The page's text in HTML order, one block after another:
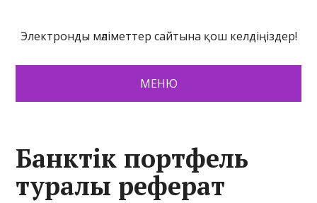
Электронды мәліметтер сайтына қош келдіңіздер!
МЕНЮ
Банктік портфель
туралы реферат